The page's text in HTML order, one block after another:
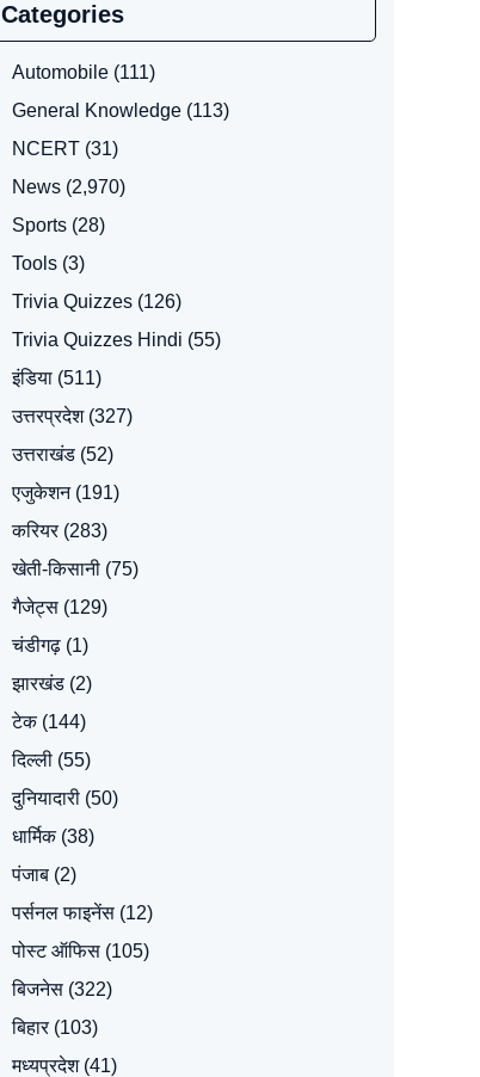
Categories
Automobile(111)
General Knowledge(113)
NCERT(31)
News(2,970)
Sports(28)
Tools(3)
Trivia Quizzes(126)
Trivia Quizzes Hindi (55)
इंडिया(511)
उत्तरप्रदेश(327)
उत्तराखंड(52)
एजुकेशन(191)
करियर(283)
खेती-किसानी(75)
गैजेट्स(129)
चंडीगढ़(1)
झारखंड(2)
टेक(144)
दिल्ली(55)
दुनियादारी(50)
धार्मिक(38)
पंजाब(2)
पर्सनल फाइनेंस(12)
पोस्ट ऑफिस(105)
बिजनेस(322)
बिहार(103)
मध्यप्रदेश(41)